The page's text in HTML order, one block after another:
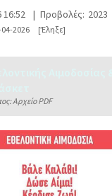
16:52 | Προβολές: 2023
2026 [Έληξε]
Αρχείο PDF